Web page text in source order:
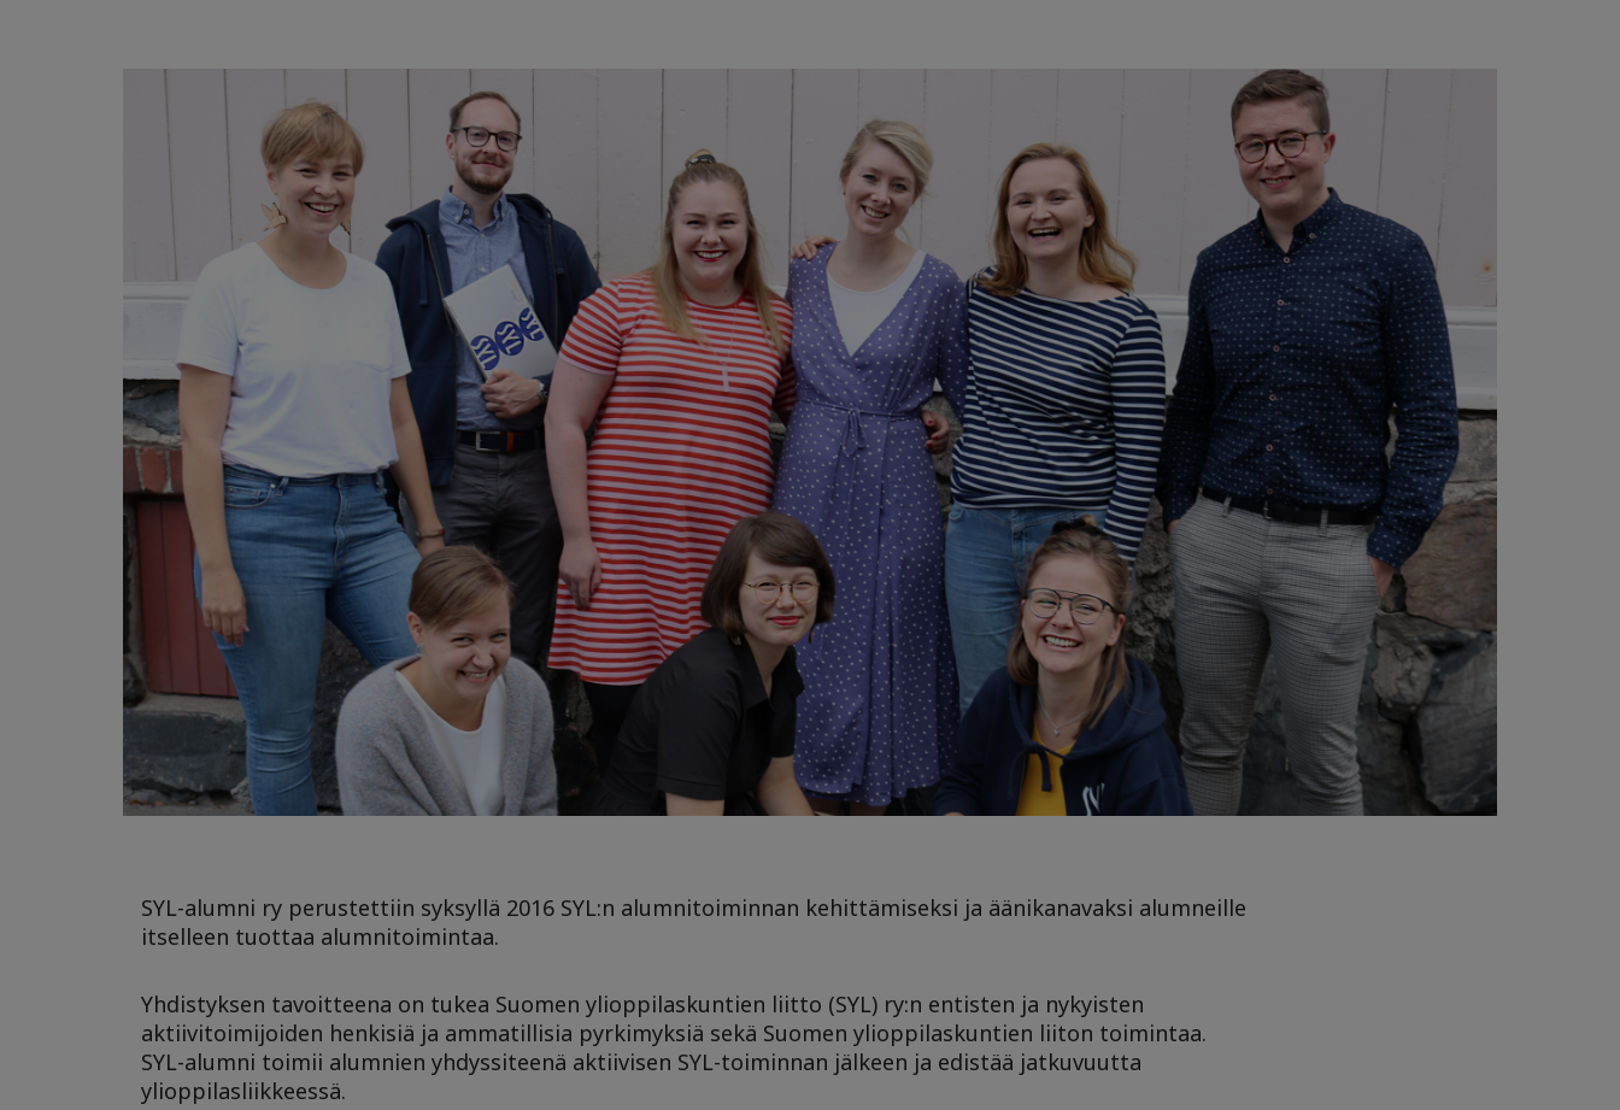
SYL-alumni ry perustettiin syksyllä 2016 SYL:n alumnitoiminnan kehittämiseksi ja äänikanavaksi alumneille
itselleen tuottaa alumnitoimintaa.
Yhdistyksen tavoitteena on tukea Suomen ylioppilaskuntien liitto (SYL) ry:n entisten ja nykyisten
aktiivitoimijoiden henkisiä ja ammatillisia pyrkimyksiä sekä Suomen ylioppilaskuntien liiton toimintaa.
SYL-alumni toimii alumnien yhdyssiteenä aktiivisen SYL-toiminnan jälkeen ja edistää jatkuvuutta
ylioppilasliikkeessä.